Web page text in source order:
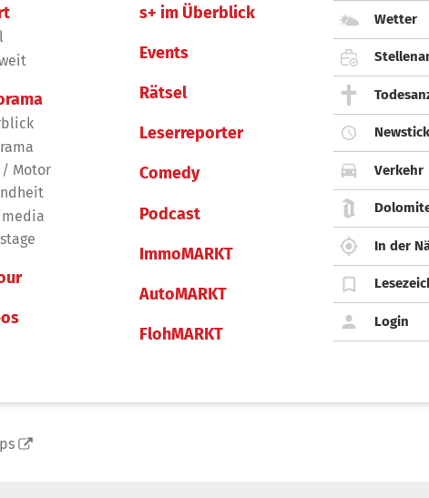
/ Motor
s+ im Überblick
Events
Rätsel
Leserreporter
Comedy
Podcast
ImmoMARKT
AutoMARKT
FlohMARKT
Wetter
Verkehr
In der
Login